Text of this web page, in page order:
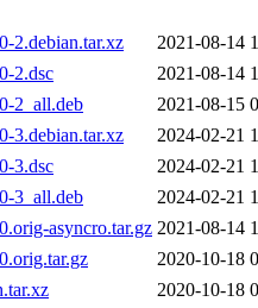
2.debian.tar.xz
2021-08-14
2.dsc
2021-08-14
2_all.deb
2021-08-15
3.debian.tar.xz
2024-02-21
3.dsc
2024-02-21
3_all.deb
2024-02-21
asyncro.tar.gz 2021-08-14
2020-10-18
2020-10-18